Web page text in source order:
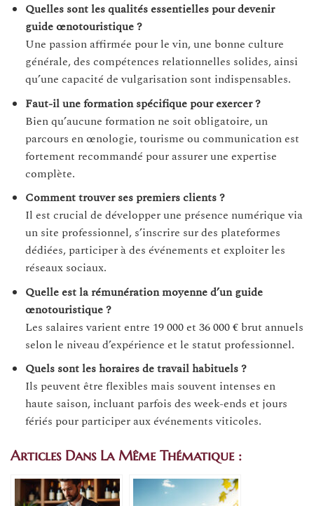
Quelles sont les qualités essentielles pour devenir
guide œnotouristique ?
Une passion affirmée pour le vin, une bonne culture
générale, des compétences relationnelles solides, ainsi
qu’une capacité de vulgarisation sont indispensables.
Faut-il une formation spécifique pour exercer ?
Bien qu’aucune formation ne soit obligatoire, un
parcours en œnologie, tourisme ou communication est
fortement recommandé pour assurer une expertise
complète.
Comment trouver ses premiers clients ?
Il est crucial de développer une présence numérique via
un site professionnel, s’inscrire sur des plateformes
dédiées, participer à des événements et exploiter les
réseaux sociaux.
Quelle est la rémunération moyenne d’un guide
œnotouristique ?
Les salaires varient entre 19 000 et 36 000 € brut annuels
selon le niveau d’expérience et le statut professionnel.
Quels sont les horaires de travail habituels ?
Ils peuvent être flexibles mais souvent intenses en
haute saison, incluant parfois des week-ends et jours
fériés pour participer aux événements viticoles.
Articles Dans La Même Thématique :